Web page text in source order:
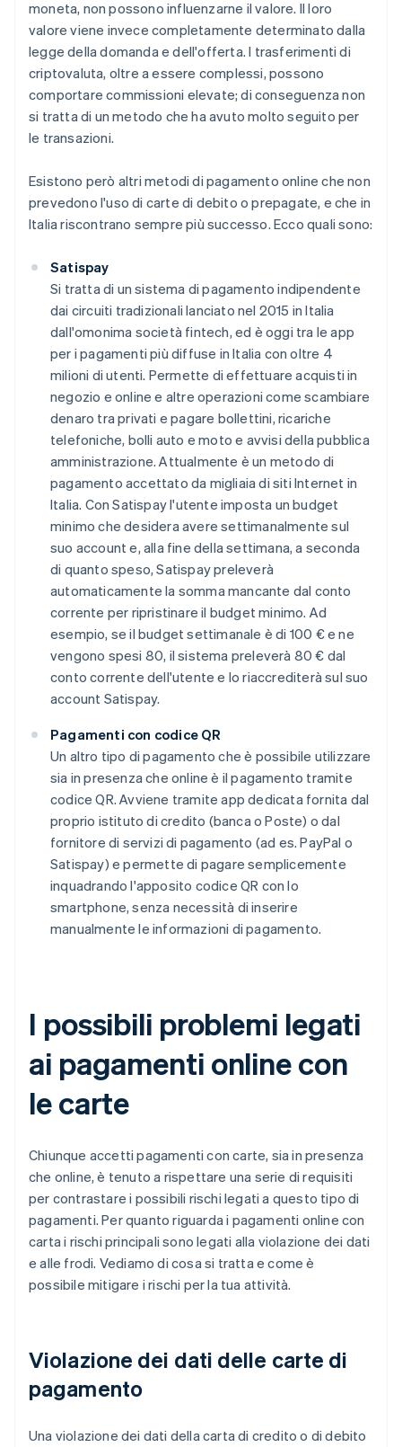
moneta, non possono influenzarne il valore. Il loro
valore viene invece completamente determinato dalla
legge della domanda e dell'offerta. I trasferimenti di
criptovaluta, oltre a essere complessi, possono
comportare commissioni elevate; di conseguenza non
si tratta di un metodo che ha avuto molto seguito per
le transazioni.
Esistono però altri metodi di pagamento online che non
prevedono l'uso di carte di debito o prepagate, e che in
Italia riscontrano sempre più successo. Ecco quali sono:
Satispay
Si tratta di un sistema di pagamento indipendente
dai circuiti tradizionali lanciato nel 2015 in Italia
dall'omonima società fintech, ed è oggi tra le app
per i pagamenti più diffuse in Italia con oltre 4
milioni di utenti. Permette di effettuare acquisti in
negozio e online e altre operazioni come scambiare
denaro tra privati e pagare bollettini, ricariche
telefoniche, bolli auto e moto e avvisi della pubblica
amministrazione. Attualmente è un metodo di
pagamento accettato da migliaia di siti Internet in
Italia. Con Satispay l'utente imposta un budget
minimo che desidera avere settimanalmente sul
suo account e, alla fine della settimana, a seconda
di quanto speso, Satispay preleverà
automaticamente la somma mancante dal conto
corrente per ripristinare il budget minimo. Ad
esempio, se il budget settimanale è di 100 € e ne
vengono spesi 80, il sistema preleverà 80 € dal
conto corrente dell'utente e lo riaccrediterà sul suo
account Satispay.
Pagamenti con codice QR
Un altro tipo di pagamento che è possibile utilizzare
sia in presenza che online è il pagamento tramite
codice QR. Avviene tramite app dedicata fornita dal
proprio istituto di credito (banca o Poste) o dal
fornitore di servizi di pagamento (ad es. PayPal o
Satispay) e permette di pagare semplicemente
inquadrando l'apposito codice QR con lo
smartphone, senza necessità di inserire
manualmente le informazioni di pagamento.
I possibili problemi legati
ai pagamenti online con
le carte
Chiunque accetti pagamenti con carte, sia in presenza
che online, è tenuto a rispettare una serie di requisiti
per contrastare i possibili rischi legati a questo tipo di
pagamenti. Per quanto riguarda i pagamenti online con
carta i rischi principali sono legati alla violazione dei dati
e alle frodi. Vediamo di cosa si tratta e come è
possibile mitigare i rischi per la tua attività.
Violazione dei dati delle carte di
pagamento
Una violazione dei dati della carta di credito o di debito